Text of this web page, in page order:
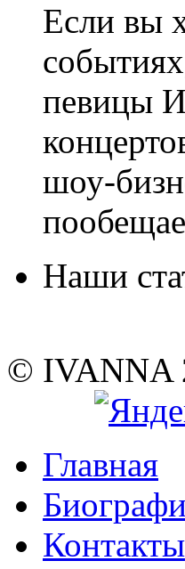
Если вы
певицы
шоу-
Наши
© IVANNA
Главная
Контакты